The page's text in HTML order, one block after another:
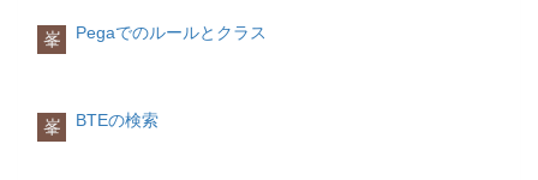
峯 Pegaでのルールとクラス
峯 BTEの検索